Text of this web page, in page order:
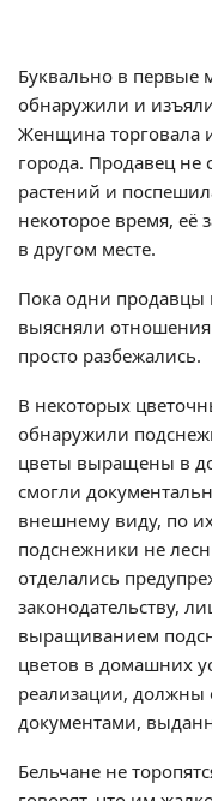
Буквально в первые
обнаружили и
Женщина торговала
города. Продавец не
растений и
некоторое время, её
в другом месте.
Пока одни продавцы
выясняли отношения
просто разбежались.
В некоторых
обнаружили
цветы выращены в
смогли
внешнему виду, по
подснежники не
отделались
законодательству,
выращиванием
цветов в домашних
реализации, должны
документами,
Бельчане не